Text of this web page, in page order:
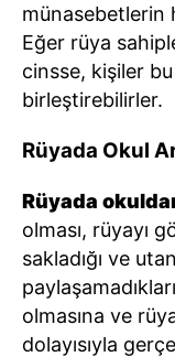
münasebetlerin
Eğer rüya
cinsse, kişiler bu
birleştirebilirler.
Rüyada Okul
Rüyada
olması, rüyayı
sakladığı ve
olmasına ve
dolayısıyla